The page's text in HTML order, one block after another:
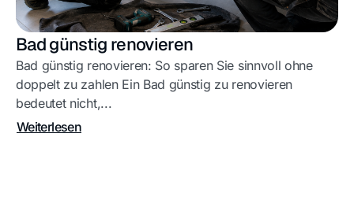
Bad günstig renovieren
Bad günstig renovieren: So sparen Sie sinnvoll ohne
doppelt zu zahlen Ein Bad günstig zu renovieren
bedeutet nicht,...
Weiterlesen